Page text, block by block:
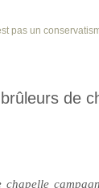
pas un
de